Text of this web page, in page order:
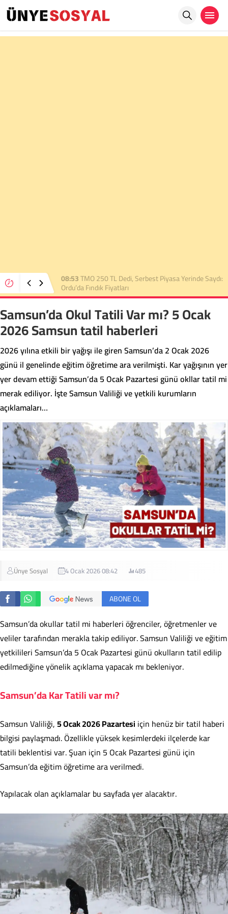
22:36TMO 2026 Fındık Alım Fiyatını Açıkladı:
Üreticinin Beklentisi Karşılanmadı
Samsun’da Okul Tatili Var mı? 5 Ocak
2026 Samsun tatil haberleri
2026 yılına etkili bir yağışı ile giren Samsun’da 2 Ocak 2026
günü il genelinde eğitim öğretime ara verilmişti. Kar yağışının yer
yer devam ettiği Samsun’da 5 Ocak Pazartesi günü okllar tatil mi
merak ediliyor. İşte Samsun Valiliği ve yetkili kurumların
açıklamaları…
Ünye Sosyal 4 Ocak 2026 08:42 485
ABONE OL
Samsun’da okullar tatil mi haberleri öğrenciler, öğretmenler ve
veliler tarafından merakla takip ediliyor. Samsun Valiliği ve eğitim
yetkilileri Samsun’da 5 Ocak Pazartesi günü okulların tatil edilip
edilmediğine yönelik açıklama yapacak mı bekleniyor.
Samsun’da Kar Tatili var mı?
Samsun Valiliği,5 Ocak 2026 Pazartesi için henüz bir tatil haberi
bilgisi paylaşmadı. Özellikle yüksek kesimlerdeki ilçelerde kar
tatili beklentisi var. Şuan için 5 Ocak Pazartesi günü için
Samsun’da eğitim öğretime ara verilmedi.
Yapılacak olan açıklamalar bu sayfada yer alacaktır.